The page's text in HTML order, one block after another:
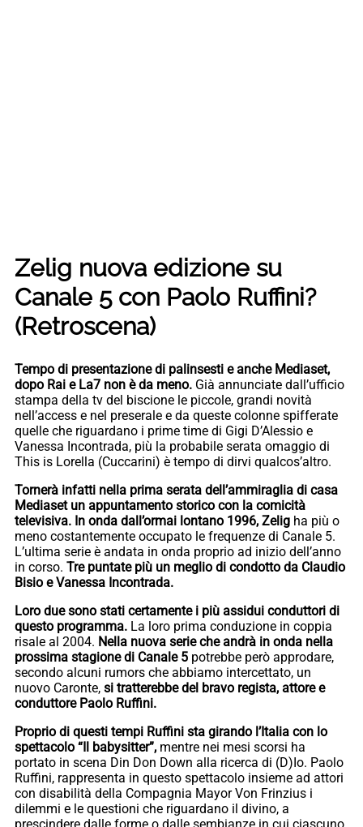
Zelig nuova edizione su
Canale 5 con Paolo Ruffini?
(Retroscena)
Tempo di presentazione di palinsesti e anche Mediaset,
dopo Rai e La7 non è da meno. Già annunciate dall’ufficio
stampa della tv del biscione le piccole, grandi novità
nell’access e nel preserale e da queste colonne spifferate
quelle che riguardano i prime time di Gigi D’Alessio e
Vanessa Incontrada, più la probabile serata omaggio di
This is Lorella (Cuccarini) è tempo di dirvi qualcos’altro.
Tornerà infatti nella prima serata dell’ammiraglia di casa
Mediaset un appuntamento storico con la comicità
televisiva. In onda dall’ormai lontano 1996, Zelig ha più o
meno costantemente occupato le frequenze di Canale 5.
L’ultima serie è andata in onda proprio ad inizio dell’anno
in corso. Tre puntate più un meglio di condotto da Claudio
Bisio e Vanessa Incontrada.
Loro due sono stati certamente i più assidui conduttori di
questo programma. La loro prima conduzione in coppia
risale al 2004. Nella nuova serie che andrà in onda nella
prossima stagione di Canale 5 potrebbe però approdare,
secondo alcuni rumors che abbiamo intercettato, un
nuovo Caronte, si tratterebbe del bravo regista, attore e
conduttore Paolo Ruffini.
Proprio di questi tempi Ruffini sta girando l’Italia con lo
spettacolo “Il babysitter”, mentre nei mesi scorsi ha
portato in scena Din Don Down alla ricerca di (D)Io. Paolo
Ruffini, rappresenta in questo spettacolo insieme ad attori
con disabilità della Compagnia Mayor Von Frinzius i
dilemmi e le questioni che riguardano il divino, a